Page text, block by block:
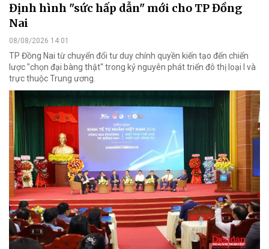
Định hình "sức hấp dẫn" mới cho TP Đồng
Nai
08/08/2026 14:01
TP Đồng Nai từ chuyển đổi tư duy chính quyền kiến tạo đến chiến
lược "chọn đại bàng thật" trong kỷ nguyên phát triển đô thị loại I và
trực thuộc Trung ương.